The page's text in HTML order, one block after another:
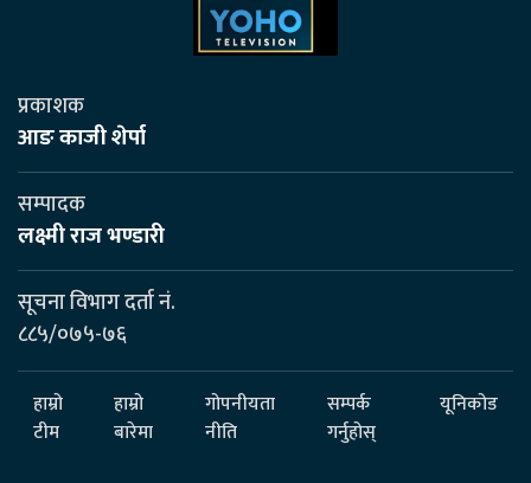
प्रकाशक
आङ काजी शेर्पा
सम्पादक
लक्ष्मी राज भण्डारी
सूचना विभाग दर्ता नं.
८८५/०७५-७६
हाम्रो
टीम
हाम्रो
बारेमा
गोपनीयता
नीति
सम्पर्क
गर्नुहोस्
यूनिकोड